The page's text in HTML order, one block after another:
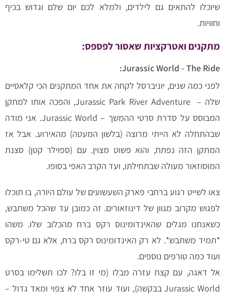
שיוכלו להתאים גם לילדים, ולמלא לכם יום שלם וגדוש בכיף
וחוויות.
מתקנים ואטרקציות שאסור לפספס:
Jurassic World - The Ride:
לפני כמה שנים, יוניברסל לקחה את אחד המתקנים הכי קלאסיים
שלה – Jurassic Park River Adventure, והפכה אותו למתקן
המבוסס על סדרת סרטי ההמשך – Jurassic World. אני מודה
שבהתחלה לא הייתי מרוצה (בלשון המעטה) מהאירוע. אבל אז
המתקן הזה נפתח, והוא פשוט מצוין. עם (ספוילר קטן) סצנת
המוסוזאור מעולה שבתחילתו, ועד הקרב האפי בסופו.
צאו לשייט רגוע ברחבי פארק השעשועים של עולם היורה, בו תוכלו
לפגוש מקרוב מגוון של דינוזאורים. זה כמובן עד שהכל משתבש,
כשאנחנו מגלים שהאינדומינוס רקס ברח מהכלוב שלו. משהו
*תמיד משתבש*. לא רק האינדומינוס רקס ברח, אלא גם טי-רקס
ועוד כמה טורפים נוספים.
אל דאגה, עם קצת עזרה מבלו (מי זו בלו? לכו תשלימו בסרט
Jurassic World בבקשה), ועוד עוזר אחד לא צפוי ומאד גדול –